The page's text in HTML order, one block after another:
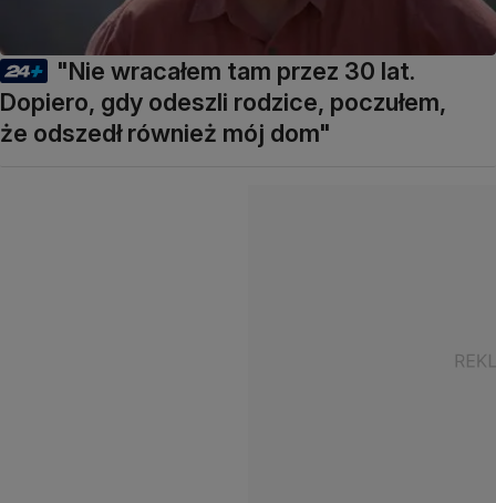
"Nie wracałem tam przez 30 lat.
Dopiero, gdy odeszli rodzice, poczułem,
że odszedł również mój dom"